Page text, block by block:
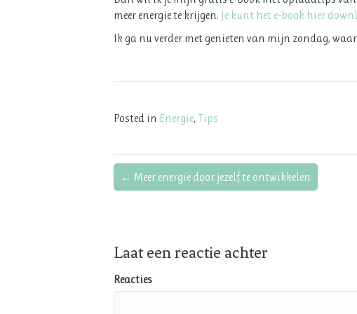
meer energie te krijgen. Je kunt het e-book hier
Ik ga nu verder met genieten van mijn zondag,
Posted in Energie, Tips
Bericht
← Meer energie door jezelf te ontwikkelen
Laat een reactie achter
Reacties